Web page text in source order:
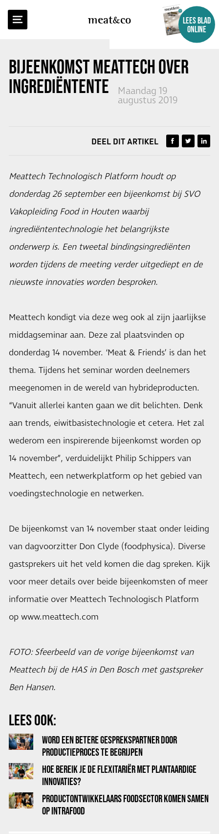
meatco
LEES BLAD
ONLINE
BIJEENKOMST MEATTECH OVER
INGREDIËNTENTECHNOLOGIE
Maandag 19
augustus 2019
TERUG NAAR OVERZICHT
DEEL DIT ARTIKEL
Meattech Technologisch Platform houdt op
donderdag 26 september een bijeenkomst bij SVO
Vakopleiding Food in Houten waarbij
ingrediëntentechnologie het belangrijkste
onderwerp is. Een tweetal bindingsingrediënten
worden tijdens de meeting verder uitgediept en de
nieuwste innovaties worden besproken.
Meattech kondigt via deze weg ook al zijn jaarlijkse
middagseminar aan. Deze zal plaatsvinden op
donderdag 14 november. ‘Meat & Friends’ is dan het
thema. Tijdens het seminar worden deelnemers
meegenomen in de wereld van hybrideproducten.
“Vanuit allerlei kanten gaan we dit belichten. Denk
aan trends, eiwitbasistechnologie et cetera. Het zal
wederom een inspirerende bijeenkomst worden op
14 november”, verduidelijkt Philip Schippers van
Meattech, een netwerkplatform op het gebied van
voedingstechnologie en netwerken.
De bijeenkomst van 14 november staat onder leiding
van dagvoorzitter Don Clyde (foodphysica). Diverse
gastsprekers uit het veld komen die dag spreken. Kijk
voor meer details over beide bijeenkomsten of meer
informatie over Meattech Technologisch Platform
op www.meattech.com
FOTO: Sfeerbeeld van de vorige bijeenkomst van
Meattech bij de HAS in Den Bosch met gastspreker
Ben Hansen. ​
LEES OOK:
WORD EEN BETERE GESPREKSPARTNER DOOR
PRODUCTIEPROCES TE BEGRIJPEN
HOE BEREIK JE DE FLEXITARIËR MET PLANTAARDIGE
INNOVATIES?
PRODUCTONTWIKKELAARS FOODSECTOR KOMEN SAMEN
OP INTRAFOOD